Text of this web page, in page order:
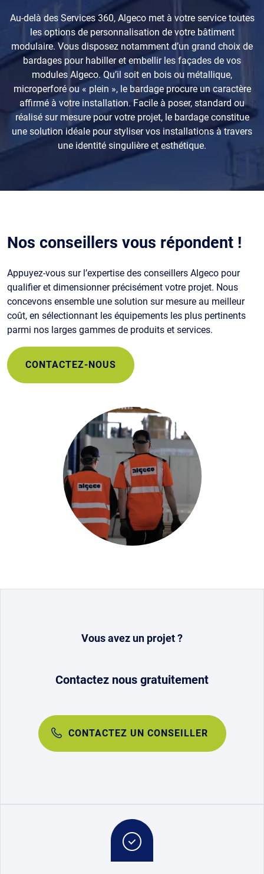
Au-delà des Services 360, Algeco met à votre service toutes
les options de personnalisation de votre bâtiment
modulaire. Vous disposez notamment d’un grand choix de
bardages pour habiller et embellir les façades de vos
modules Algeco. Qu’il soit en bois ou métallique,
microperforé ou « plein », le bardage procure un caractère
affirmé à votre installation. Facile à poser, standard ou
réalisé sur mesure pour votre projet, le bardage constitue
une solution idéale pour styliser vos installations à travers
une identité singulière et esthétique.
Nos conseillers vous répondent !
Appuyez-vous sur l’expertise des conseillers Algeco pour
qualifier et dimensionner précisément votre projet. Nous
concevons ensemble une solution sur mesure au meilleur
coût, en sélectionnant les équipements les plus pertinents
parmi nos larges gammes de produits et services.
CONTACTEZ-NOUS
Vous avez un projet ?
Contactez nous gratuitement
CONTACTEZ UN CONSEILLER